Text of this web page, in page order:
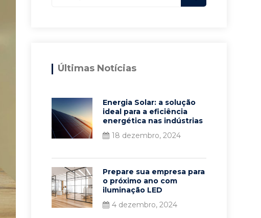
Últimas Notícias
Energia Solar: a solução
ideal para a eficiência
energética nas indústrias
18 dezembro, 2024
Prepare sua empresa para
o próximo ano com
iluminação LED
4 dezembro, 2024